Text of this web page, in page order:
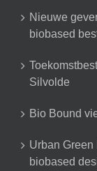
Nieuwe
biobased
Silvolde
Bio Bound
Urban
biobased